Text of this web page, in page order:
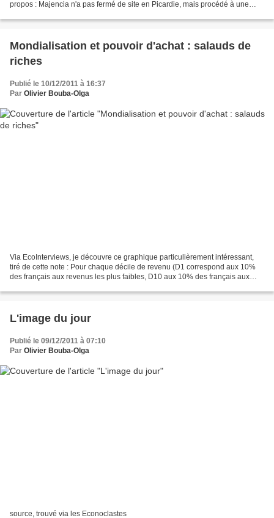
propos : Majencia n'a pas fermé de site en Picardie, mais procédé à une
Mondialisation et pouvoir d'achat : salauds de
riches
Publié le 10/12/2011 à 16:37
Par Olivier Bouba-Olga
Via EcoInterviews, je découvre ce graphique particulièrement intéressant,
tiré de cette note : Pour chaque décile de revenu (D1 correspond aux 10%
des français aux revenus les plus faibles, D10 aux 10% des français aux
L'image du jour
Publié le 09/12/2011 à 07:10
Par Olivier Bouba-Olga
source, trouvé via les Econoclastes